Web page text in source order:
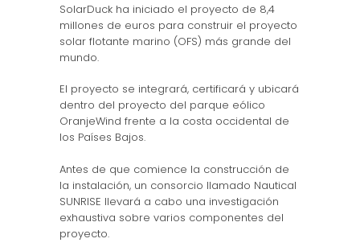
SolarDuck ha iniciado el proyecto de 8,4
millones de euros para construir el proyecto
solar flotante marino (OFS) más grande del
mundo.
El proyecto se integrará, certificará y ubicará
dentro del proyecto del parque eólico
OranjeWind frente a la costa occidental de
los Países Bajos.
Antes de que comience la construcción de
la instalación, un consorcio llamado Nautical
SUNRISE llevará a cabo una investigación
exhaustiva sobre varios componentes del
proyecto.